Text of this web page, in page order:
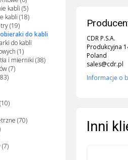
kabli (5)
kabli (18)
(19)
do kabli
do kabli
(1)
i mierniki (38)
(7)
(70)
(7)
CDR P.S.A.
Produkcyjna
Poland
sales@cdr.pl
Informacje o
Inni